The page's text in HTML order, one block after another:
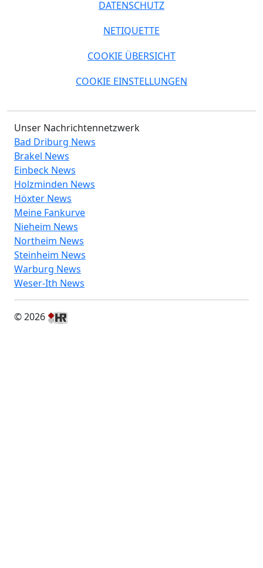
DATENSCHUTZ
NETIQUETTE
COOKIE ÜBERSICHT
COOKIE EINSTELLUNGEN
Unser Nachrichtennetzwerk
Bad Driburg News
Brakel News
Einbeck News
Holzminden News
Höxter News
Meine Fankurve
Nieheim News
Northeim News
Steinheim News
Warburg News
Weser-Ith News
© 2026